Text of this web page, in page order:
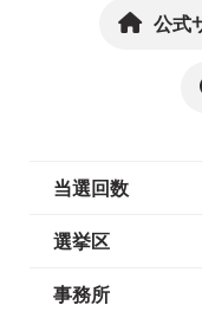
公式
当選回数
選挙区
事務所